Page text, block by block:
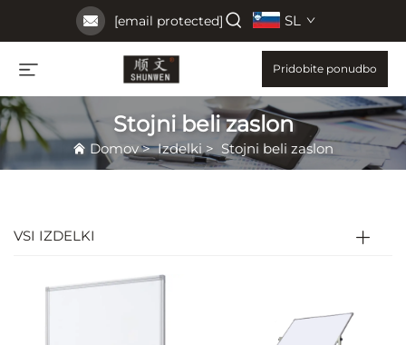
[email protected] SL
Pridobite ponudbo
Stojni beli zaslon
Domov>Izdelki > Stojni beli zaslon
VSI IZDELKI